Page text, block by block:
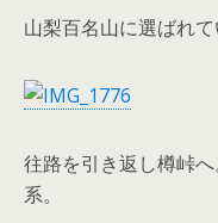
山梨百名山に選ばれて
往路を引き返し樽峠
系。